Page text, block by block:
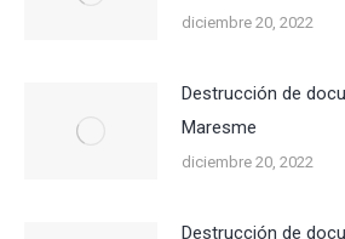
diciembre 20, 2022
Destrucción de
Maresme
diciembre 20, 2022
Destrucción de